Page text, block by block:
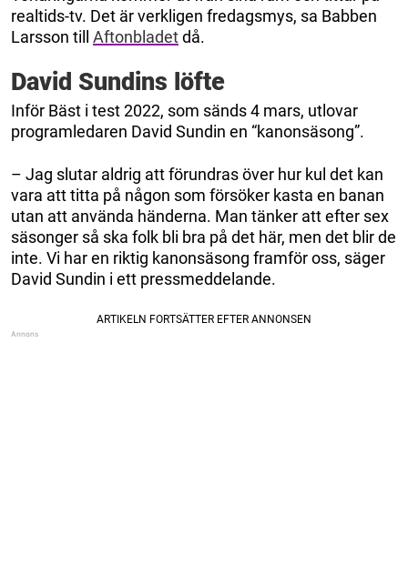
realtids-tv. Det är verkligen fredagsmys, sa Babben
Larsson till Aftonbladetdå.
David Sundins löfte
Inför Bäst i test 2022, som sänds 4 mars, utlovar
programledaren David Sundin en “kanonsäsong”.
– Jag slutar aldrig att förundras över hur kul det kan
vara att titta på någon som försöker kasta en banan
utan att använda händerna. Man tänker att efter sex
säsonger så ska folk bli bra på det här, men det blir de
inte. Vi har en riktig kanonsäsong framför oss, säger
David Sundin i ett pressmeddelande.